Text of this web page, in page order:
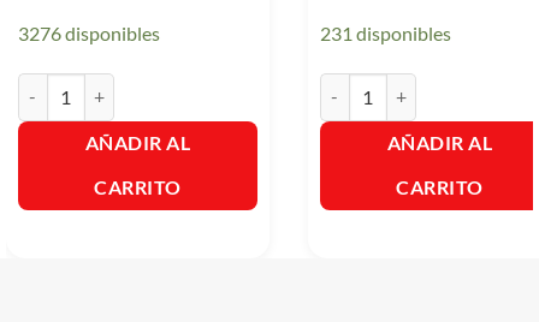
3276 disponibles
AÑADIR AL
CARRITO
231 disponibles
AÑADIR AL
CARRITO